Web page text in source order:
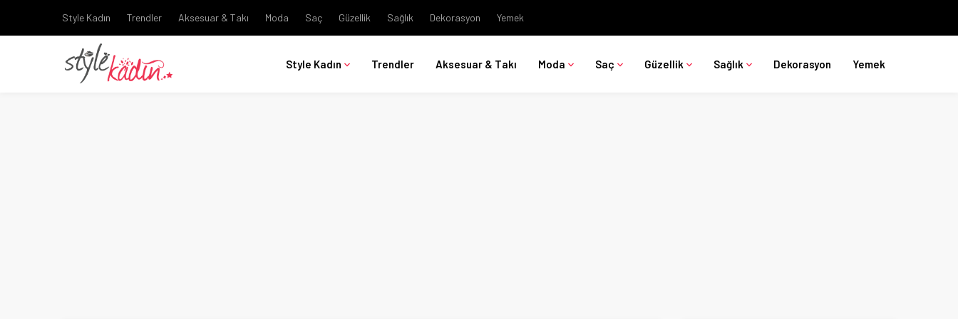
Style Kadın Trendler Aksesuar & Takı Moda Saç Güzellik Sağlık Dekorasyon Yemek
Style Kadın Trendler Aksesuar & Takı Moda Saç Güzellik Sağlık Dekorasyon Yemek